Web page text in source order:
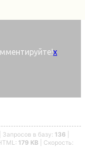
x
| Запросов в базу: 136
179 KB | Скорость: